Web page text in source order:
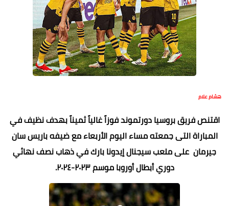
هشام علام
اقتنص فريق بروسيا دورتموند فوزاً غالياً ثميناً بهدف نظيف في
المباراة التى جمعته مساء اليوم الأربعاء مع ضيفه باريس سان
جيرمان على ملعب سيجنال إيدونا بارك في ذهاب نصف نهائي
دوري أبطال أوروبا موسم ٢٠٢٣-٢٠٢٤.